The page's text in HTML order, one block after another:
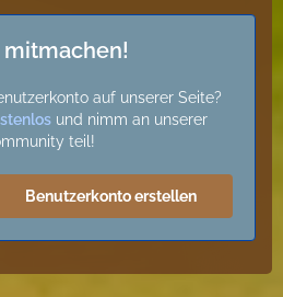
auf unserer Seite?
und nimm an unserer
teil!
Benutzerkonto erstellen